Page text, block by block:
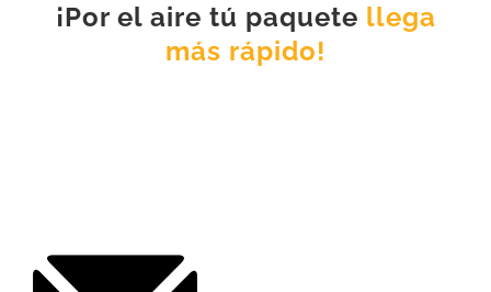
¡Por el aire tú paquete llega
más rápido!